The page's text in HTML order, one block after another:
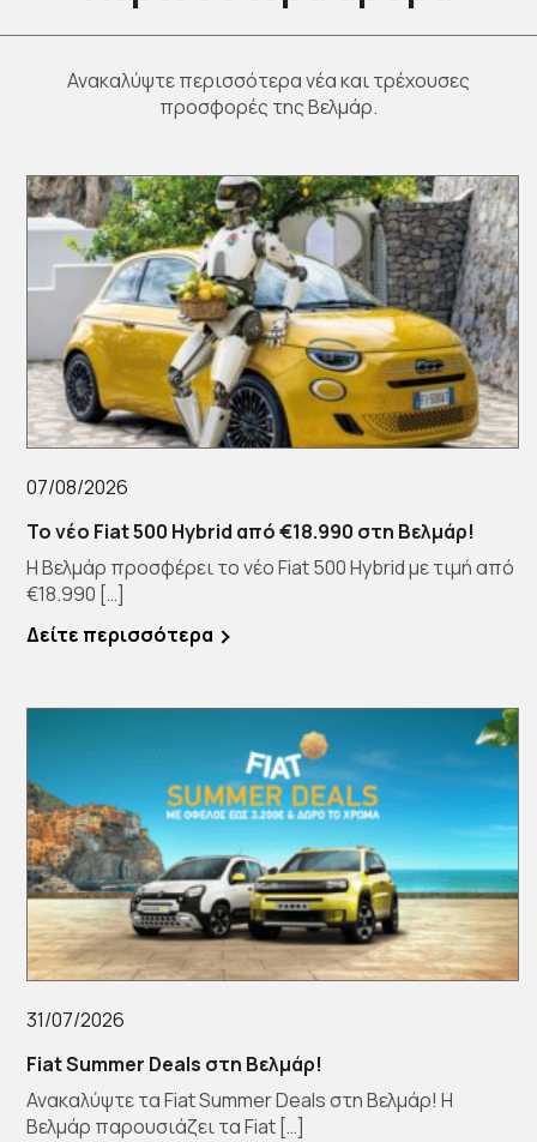
Ανακαλύψτε περισσότερα νέα και τρέχουσες
προσφορές της Βελμάρ.
07/08/2026
Το νέο Fiat 500 Hybrid από €18.990 στη Βελμάρ!
Η Βελμάρ προσφέρει το νέο Fiat 500 Hybrid με τιμή από
€18.990 […]
Δείτε περισσότερα
31/07/2026
Fiat Summer Deals στη Βελμάρ!
Ανακαλύψτε τα Fiat Summer Deals στη Βελμάρ! Η
Βελμάρ παρουσιάζει τα Fiat […]